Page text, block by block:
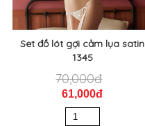
Set đồ lót gợi cảm lụa satin
1345
70,000đ
61,000đ